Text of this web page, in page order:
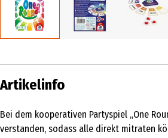
Artikelinfo
Bei dem kooperativen Partyspiel „One
verstanden, sodass alle direkt mitraten